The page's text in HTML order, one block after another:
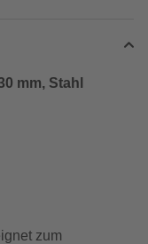
mm, Stahl
zum